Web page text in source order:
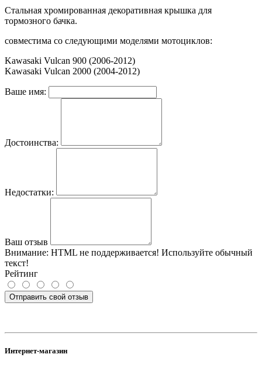
Стальная хромированная декоративная крышка для
тормозного бачка.
совместима со следующими моделями мотоциклов:
Kawasaki Vulcan 900 (2006-2012)
Kawasaki Vulcan 2000 (2004-2012)
Ваше имя:
Достоинства:
Недостатки:
Ваш отзыв
Внимание: HTML не поддерживается! Используйте обычный
текст!
Рейтинг
Отправить свой отзыв
Интернет-магазин